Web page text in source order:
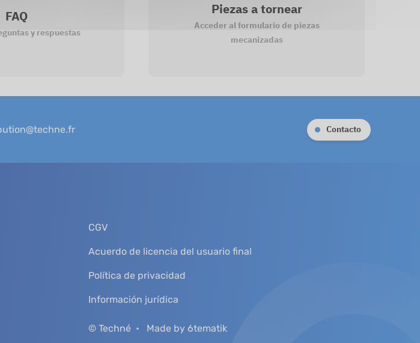
FAQ
y respuestas
Piezas a tornear
Acceder al formulario de piezas
mecanizadas
Contacto
CGV
Acuerdo de licencia del usuario final
Política de privacidad
Información jurídica
© Techné Made by 6tematik